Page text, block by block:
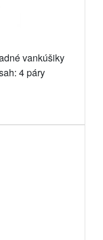
vankúšiky
4 páry